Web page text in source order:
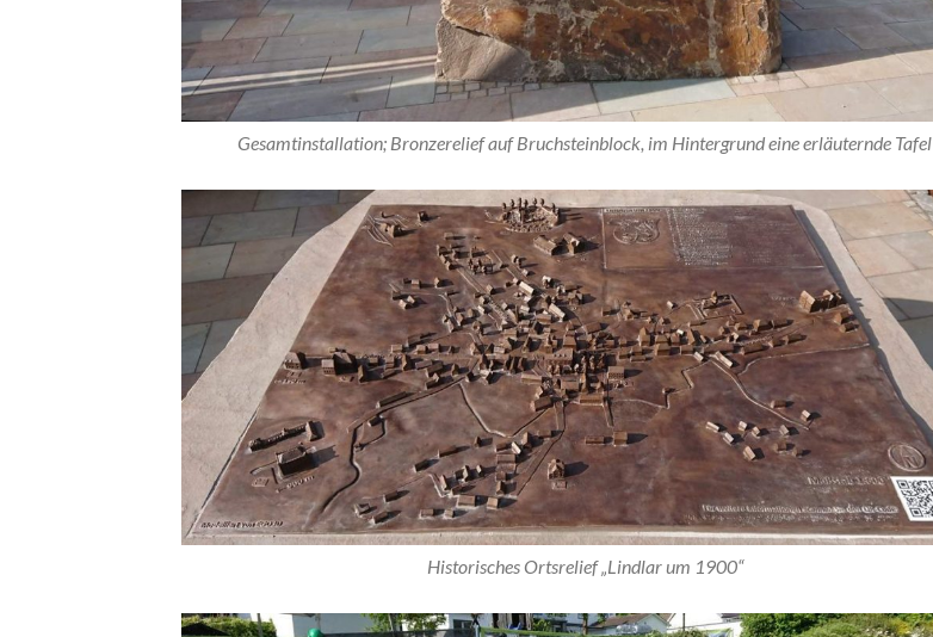
Gesamtinstallation; Bronzerelief auf Bruchsteinblock, im Hintergrund eine erläuternde Tafel
Historisches Ortsrelief „Lindlar um 1900“